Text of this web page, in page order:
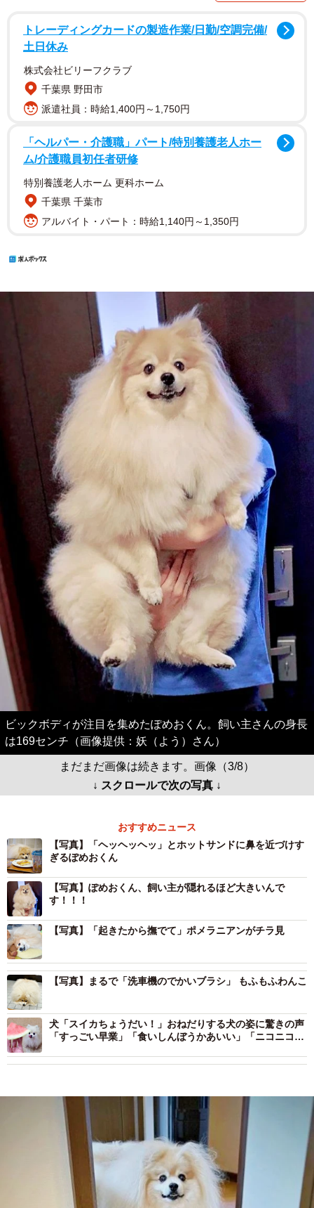
トレーディングカードの製造作業/日勤/空調完備/
土日休み
株式会社ビリーフクラブ
千葉県 野田市
派遣社員：時給1,400円～1,750円
「ヘルパー・介護職」パート/特別養護老人ホー
ム/介護職員初任者研修
特別養護老人ホーム 更科ホーム
千葉県 千葉市
アルバイト・パート：時給1,140円～1,350円
ビックボディが注目を集めたぽめおくん。飼い主さんの身長
は169センチ（画像提供：妖（よう）さん）
まだまだ画像は続きます。画像（3/8）
↓ スクロールで次の写真 ↓
おすすめニュース
【写真】「ヘッヘッヘッ」とホットサンドに鼻を近づけす
ぎるぽめおくん
【写真】ぽめおくん、飼い主が隠れるほど大きいんで
す！！！
【写真】「起きたから撫でて」ポメラニアンがチラ見
【写真】まるで「洗車機のでかいブラシ」 もふもふわんこ
犬「スイカちょうだい！」おねだりする犬の姿に驚きの声
「すっごい早業」「食いしんぼうかあいい」「ニコニコし